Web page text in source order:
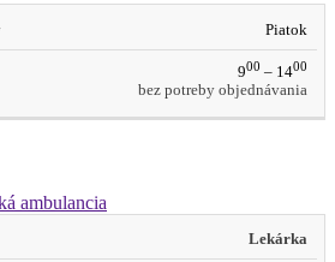
Piatok
900 – 1400
bez potreby objednávania
ambulancia
Lekárka